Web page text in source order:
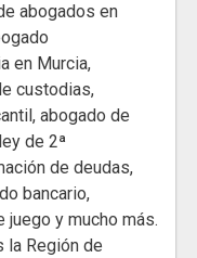
abogados en
en Murcia,
custodias,
abogado de
de 2ª
de deudas,
bancario,
y mucho más.
la Región de